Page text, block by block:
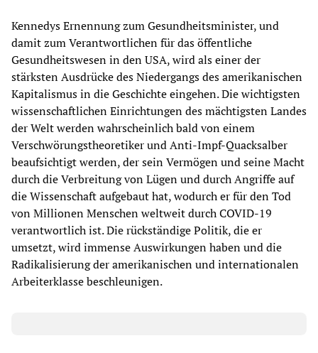
Kennedys Ernennung zum Gesundheitsminister, und
damit zum Verantwortlichen für das öffentliche
Gesundheitswesen in den USA, wird als einer der
stärksten Ausdrücke des Niedergangs des amerikanischen
Kapitalismus in die Geschichte eingehen. Die wichtigsten
wissenschaftlichen Einrichtungen des mächtigsten Landes
der Welt werden wahrscheinlich bald von einem
Verschwörungstheoretiker und Anti-Impf-Quacksalber
beaufsichtigt werden, der sein Vermögen und seine Macht
durch die Verbreitung von Lügen und durch Angriffe auf
die Wissenschaft aufgebaut hat, wodurch er für den Tod
von Millionen Menschen weltweit durch COVID-19
verantwortlich ist. Die rückständige Politik, die er
umsetzt, wird immense Auswirkungen haben und die
Radikalisierung der amerikanischen und internationalen
Arbeiterklasse beschleunigen.